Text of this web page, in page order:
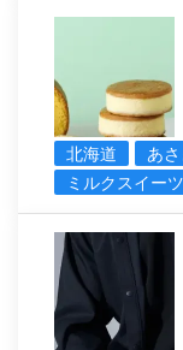
北海道 あ
ミルクスイーツ